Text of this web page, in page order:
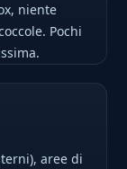
niente
Pochi
aree di